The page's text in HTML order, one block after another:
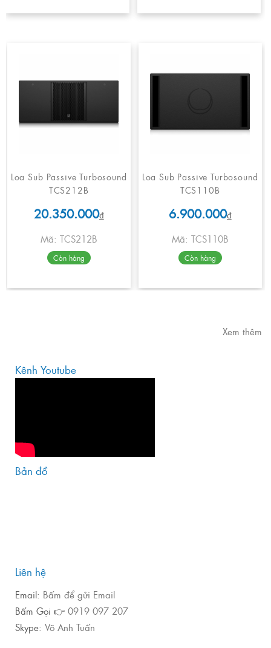
Loa Sub Passive Turbosound
TCS212B
20.350.000₫
Mã: TCS212B
Còn hàng
Loa Sub Passive Turbosound
TCS110B
6.900.000₫
Mã: TCS110B
Còn hàng
Xem thêm
Kênh Youtube
Bản đồ
Liên hệ
Email: Bấm để gửi Email
Bấm Gọi 👉 0919 097 207
Skype: Võ Anh Tuấn